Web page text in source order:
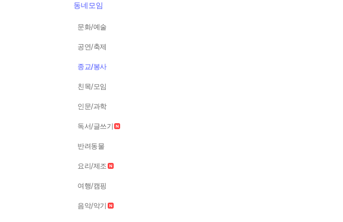
동네모임
문화/예술
공연/축제
종교/봉사
친목/모임
인문/과학
독서/글쓰기
반려동물
요리/제조
여행/캠핑
음악/악기